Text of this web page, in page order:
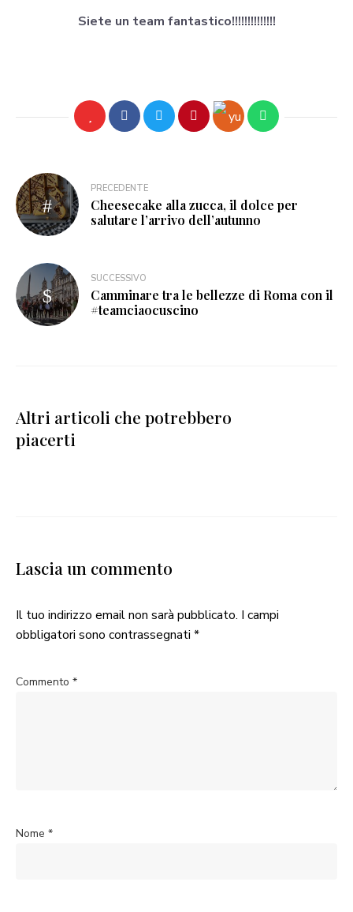
Siete un team fantastico!!!!!!!!!!!!!!
PRECEDENTE
Cheesecake alla zucca, il dolce per
salutare l’arrivo dell’autunno
SUCCESSIVO
Camminare tra le bellezze di Roma con il
#teamciaocuscino
Altri articoli che potrebbero
piacerti
Lascia un commento
Il tuo indirizzo email non sarà pubblicato. I campi
obbligatori sono contrassegnati *
Commento *
Nome *